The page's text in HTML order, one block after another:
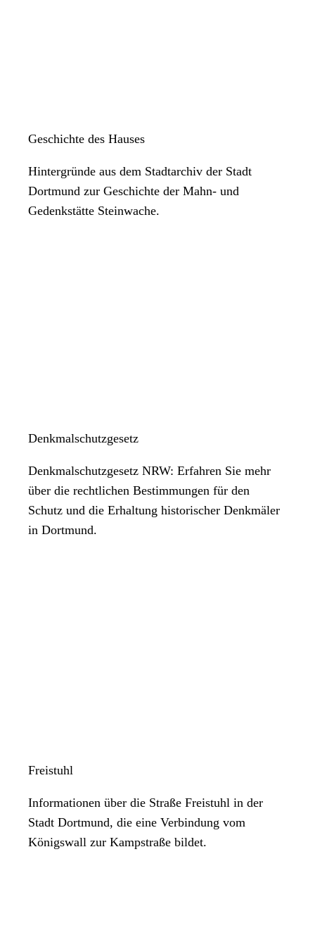
Geschichte des Hauses
Hintergründe aus dem Stadtarchiv der Stadt
Dortmund zur Geschichte der Mahn- und
Gedenkstätte Steinwache.
Denkmalschutzgesetz
Denkmalschutzgesetz NRW: Erfahren Sie mehr
über die rechtlichen Bestimmungen für den
Schutz und die Erhaltung historischer Denkmäler
in Dortmund.
Freistuhl
Informationen über die Straße Freistuhl in der
Stadt Dortmund, die eine Verbindung vom
Königswall zur Kampstraße bildet.